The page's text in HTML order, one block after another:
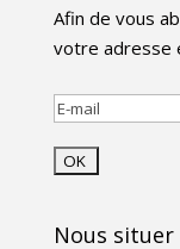
Afin de vous
votre adresse
Nous situer